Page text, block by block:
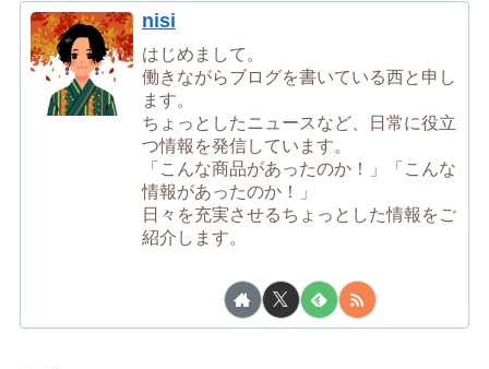
nisi
はじめまして。
働きながらブログを書いている西と申し
ます。
ちょっとしたニュースなど、日常に役立
つ情報を発信しています。
「こんな商品があったのか！」「こんな
情報があったのか！」
日々を充実させるちょっとした情報をご
紹介します。